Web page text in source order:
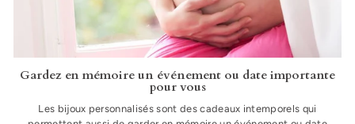
Gardez en mémoire un événement ou date importante
pour vous
Les bijoux personnalisés sont des cadeaux intemporels qui